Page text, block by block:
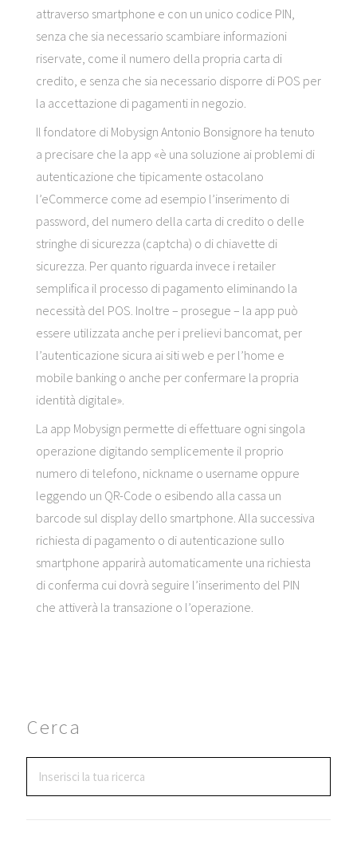
attraverso smartphone e con un unico codice PIN,
senza che sia necessario scambiare informazioni
riservate, come il numero della propria carta di
credito, e senza che sia necessario disporre di POS per
la accettazione di pagamenti in negozio.
Il fondatore di Mobysign Antonio Bonsignore ha tenuto
a precisare che la app «è una soluzione ai problemi di
autenticazione che tipicamente ostacolano
l’eCommerce come ad esempio l’inserimento di
password, del numero della carta di credito o delle
stringhe di sicurezza (captcha) o di chiavette di
sicurezza. Per quanto riguarda invece i retailer
semplifica il processo di pagamento eliminando la
necessità del POS. Inoltre – prosegue – la app può
essere utilizzata anche per i prelievi bancomat, per
l’autenticazione sicura ai siti web e per l’home e
mobile banking o anche per confermare la propria
identità digitale».
La app Mobysign permette di effettuare ogni singola
operazione digitando semplicemente il proprio
numero di telefono, nickname o username oppure
leggendo un QR-Code o esibendo alla cassa un
barcode sul display dello smartphone. Alla successiva
richiesta di pagamento o di autenticazione sullo
smartphone apparirà automaticamente una richiesta
di conferma cui dovrà seguire l’inserimento del PIN
che attiverà la transazione o l’operazione.
Cerca